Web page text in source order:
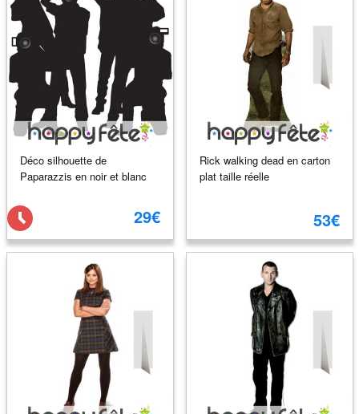
Déco silhouette de
Paparazzis en noir et blanc
29€
Rick walking dead en carton
plat taille réelle
53€